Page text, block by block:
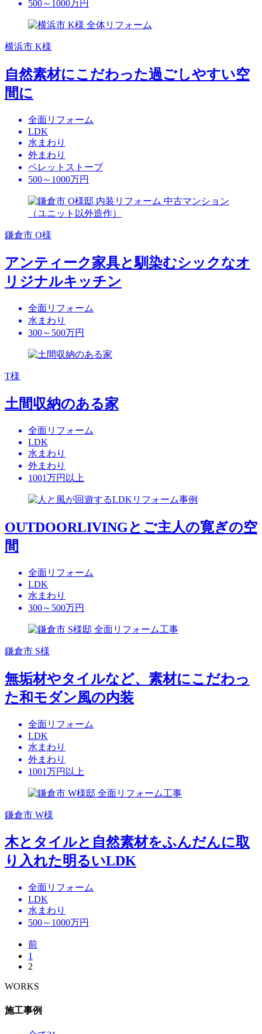
500～1000万円
横浜市 K様
自然素材にこだわった過ごしやすい空
間に
全面リフォーム
LDK
水まわり
外まわり
ペレットストーブ
500～1000万円
鎌倉市 O様
アンティーク家具と馴染むシックなオ
リジナルキッチン
全面リフォーム
水まわり
300～500万円
T様
土間収納のある家
全面リフォーム
LDK
水まわり
外まわり
1001万円以上
OUTDOORLIVINGとご主人の寛ぎの空
間
全面リフォーム
LDK
水まわり
300～500万円
鎌倉市 S様
無垢材やタイルなど、素材にこだわっ
た和モダン風の内装
全面リフォーム
LDK
水まわり
外まわり
1001万円以上
鎌倉市 W様
木とタイルと自然素材をふんだんに取
り入れた明るいLDK
全面リフォーム
LDK
水まわり
500～1000万円
前
1
2
WORKS
施工事例